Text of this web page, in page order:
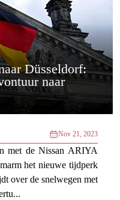
Düsseldorf:
naar
Nov 21, 2023
met de Nissan ARIYA
het nieuwe tijdperk
over de snelwegen met